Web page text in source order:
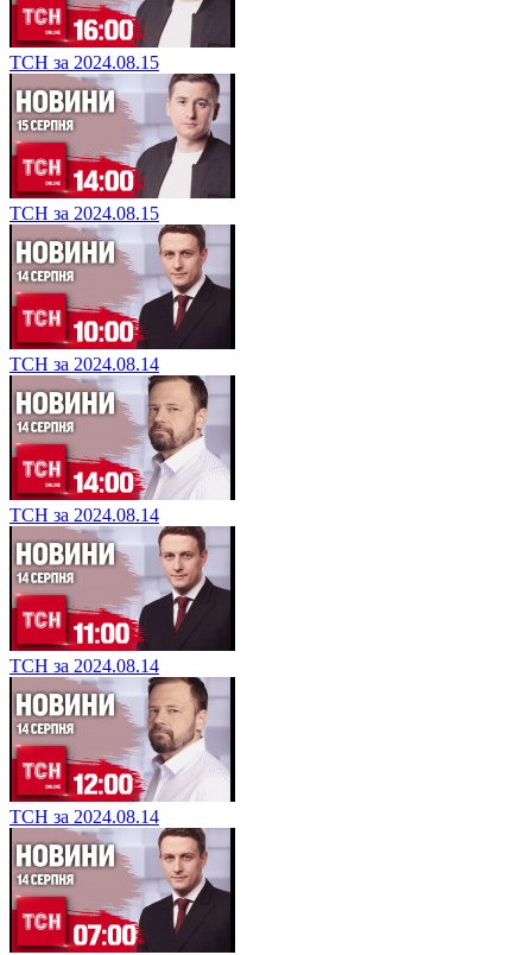
ТСН за 2024.08.15
ТСН за 2024.08.15
ТСН за 2024.08.14
ТСН за 2024.08.14
ТСН за 2024.08.14
ТСН за 2024.08.14